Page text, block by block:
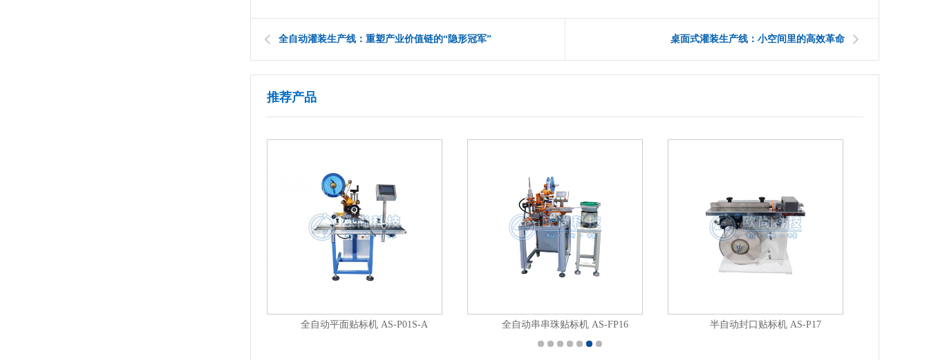
全自动灌装生产线：重塑产业价值链的“隐形冠军” 桌面式灌装生产线：小空间里的高效革命
推荐产品
半自动封口贴标机 AS-P17 桌面式简易版卧式圆瓶贴标机 AS-NC05S